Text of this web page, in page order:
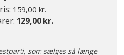
Pris nedsat fra
159,00 kr.til
129,00 kr.
som sælges så længe